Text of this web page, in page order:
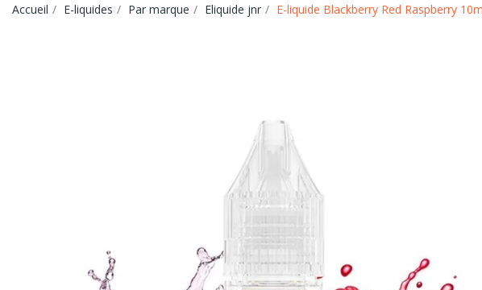
Accueil E-liquides Par marque Eliquide jnr E-liquide Blackberry Red Raspberry